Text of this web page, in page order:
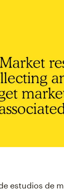
estudios de